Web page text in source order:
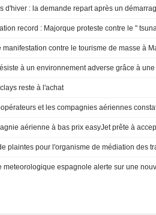
d'hiver : la demande repart après un
record : Majorque proteste contre le "
manifestation contre le tourisme de masse à
reste à l'achat
plaintes pour l'organisme de médiation des
meteorologique espagnole alerte sur une